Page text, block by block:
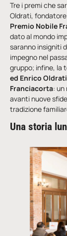
Tre i premi che
Oldrati,
Premio Nobile
dato al mondo
saranno insigniti
impegno nel
gruppo; infine, la
ed Enrico
Franciacorta:
avanti nuove
tradizione
Una storia